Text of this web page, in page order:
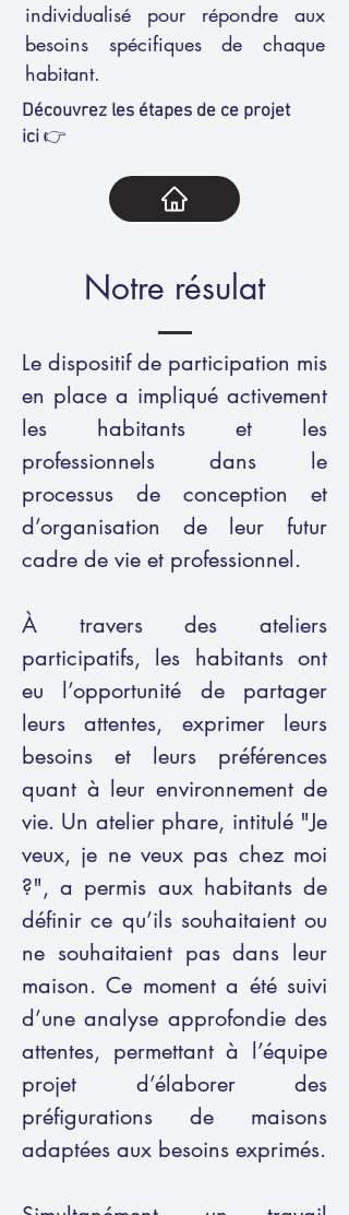
individualisé pour répondre aux
besoins spécifiques de chaque
habitant.
Découvrez les étapes de ce projet
ici 👉
Notre résulat
Le dispositif de participation mis
en place a impliqué activement
les habitants et les
professionnels dans le
processus de conception et
d’organisation de leur futur
cadre de vie et professionnel.
À travers des ateliers
participatifs, les habitants ont
eu l’opportunité de partager
leurs attentes, exprimer leurs
besoins et leurs préférences
quant à leur environnement de
vie. Un atelier phare, intitulé "Je
veux, je ne veux pas chez moi
?", a permis aux habitants de
définir ce qu’ils souhaitaient ou
ne souhaitaient pas dans leur
maison. Ce moment a été suivi
d’une analyse approfondie des
attentes, permettant à l’équipe
projet d’élaborer des
préfigurations de maisons
adaptées aux besoins exprimés.